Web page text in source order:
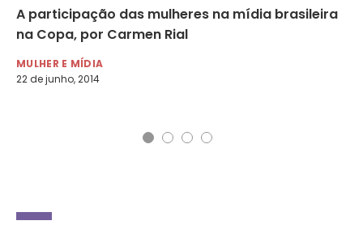
A participação das mulheres na mídia brasileira
na Copa, por Carmen Rial
MULHER E MÍDIA
22 de junho, 2014